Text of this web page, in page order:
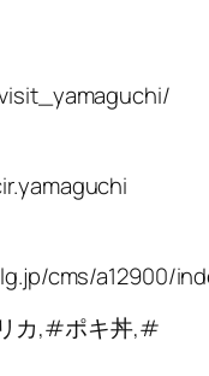
cms/a12900/
カ,#ポキ丼,#